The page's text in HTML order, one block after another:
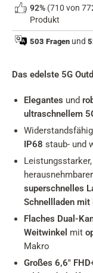
rating
summary
92% (710 von
Produkt
503 Fragen und
Das edelste 5G
Elegantes und
ultraschnellem
IP68 staub- und
herausnehmbarer
superschnelles
Schnellladen mit
Flaches Dual-
Weitwinkel mit
Makro
Großes 6,6"